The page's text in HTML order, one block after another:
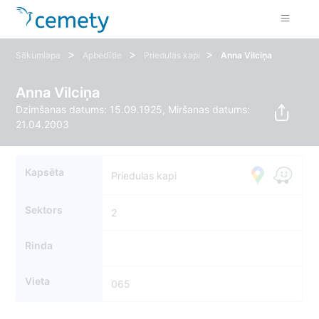
Sākumlapa > Apbedītie > Priedulas kapi > Anna Vilciņa
Anna Vilciņa
Dzimšanas datums: 15.09.1925, Miršanas datums:
21.04.2003
Kapsēta Priedulas kapi
Sektors 2
Rinda
Vieta 065